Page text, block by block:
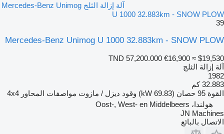
آلة إزالة الثلج Mercedes-Benz Unimog
U 1000 32.883km - SNOW PLOW
39
Mercedes-Benz Unimog U 1000 32.883km - SNOW PLOW
TND 57,200.000 €16,900 ≈ $19,530
آلة إزالة الثلج
1982
32.883 كم
القوة 95 حصان (69.83 kW) وقود ديزل / مازوت مواصفات المحاور 4x4
هولندا، Oost-, West- en Middelbeers
JN Machines
الاتصال بالبائع